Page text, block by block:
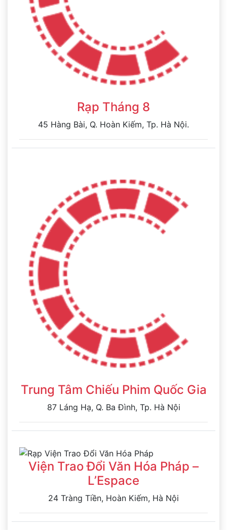
Rạp Tháng 8
45 Hàng Bài, Q. Hoàn Kiếm, Tp. Hà Nội.
Trung Tâm Chiếu Phim Quốc Gia
87 Láng Hạ, Q. Ba Đình, Tp. Hà Nội
Viện Trao Đổi Văn Hóa Pháp –
L’Espace
24 Tràng Tiền, Hoàn Kiếm, Hà Nội